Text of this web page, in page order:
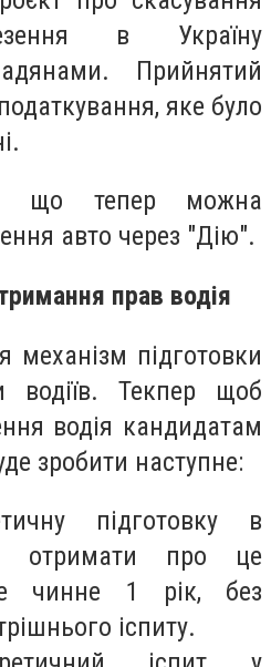
в Україну
Прийнятий
яке було
що тепер можна
авто через "Дію".
прав водія
механізм підготовки
водіїв. Текпер щоб
водія кандидатам
зробити наступне:
підготовку в
отримати про це
чинне 1 рік, без
іспиту.